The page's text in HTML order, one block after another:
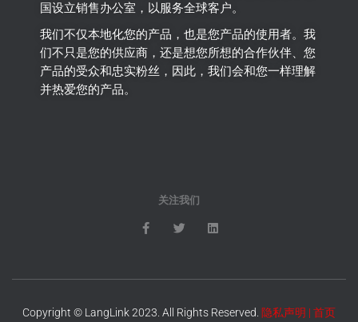
国设立销售办公室，以服务全球客户。
我们不仅本地化您的产品，也是您产品的使用者。 我
们不只是您的供应商，还是想您所想的合作伙伴、您
产品的受众和忠实粉丝，因此，我们会和您一样理解
并热爱您的产品。
关注我们
Copyright © LangLink 2023. All Rights Reserved. 隐私声明 | 首页